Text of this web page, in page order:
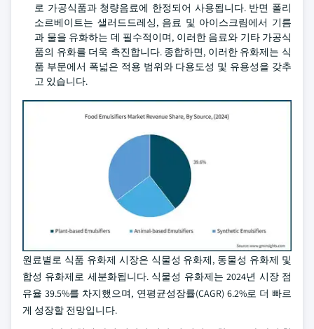
로 가공식품과 청량음료에 한정되어 사용됩니다. 반면 폴리
소르베이트는 샐러드드레싱, 음료 및 아이스크림에서 기름
과 물을 유화하는 데 필수적이며, 이러한 음료와 기타 가공식
품의 유화를 더욱 촉진합니다. 종합하면, 이러한 유화제는 식
품 부문에서 폭넓은 적용 범위와 다용도성 및 유용성을 갖추
고 있습니다.
원료별로 식품 유화제 시장은 식물성 유화제, 동물성 유화제 및
합성 유화제로 세분화됩니다. 식물성 유화제는 2024년 시장 점
유율 39.5%를 차지했으며, 연평균성장률(CAGR) 6.2%로 더 빠르
게 성장할 전망입니다.